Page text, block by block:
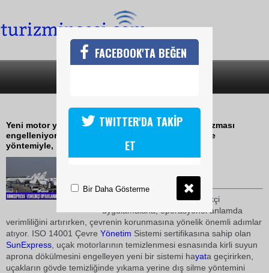
KİRLİ SU APRONA DÖKÜLMEYECEK
Yeni motor yıkama sistemiyle kirli suyun aprona sızması
engelleniyor;Uçak temizliğinde yıkama yerine silme
yöntemiyle, 1.500 ton su tasarrufu sağlanıyor
geliştirdiği yenilikçi
uygulamalarla, operasyonel anlamda
verimliliğini artırırken, çevrenin korunmasına yönelik önemli adımlar
atıyor. ISO 14001 Çevre Yönetim Sistemi sertifikasına sahip olan
SunExpress , uçak motorlarının temizlenmesi esnasında kirli suyun
aprona dökülmesini engelleyen yeni bir sistemi hayata geçirirken,
uçakların gövde temizliğinde yıkama yerine dış silme yöntemini
FACEBOOK'TA BEĞEN
TWITTER'DA TAKİP
ET
Bir Daha Gösterme